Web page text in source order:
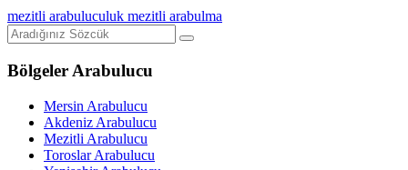
mezitli arabuluculuk mezitli arabulma
Bölgeler Arabulucu
Mersin Arabulucu
Akdeniz Arabulucu
Mezitli Arabulucu
Toroslar Arabulucu